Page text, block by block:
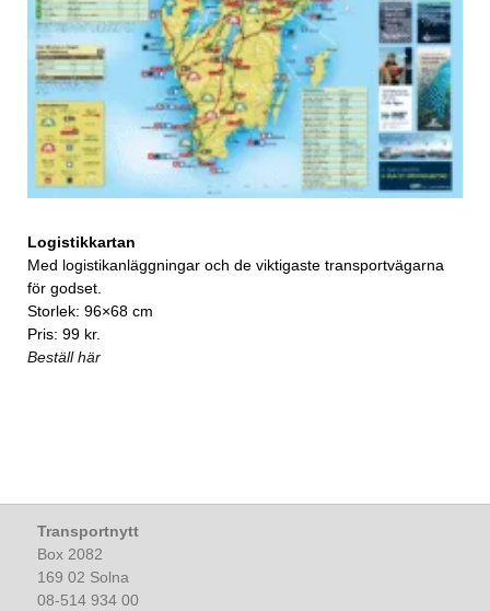
Logistikkartan
Med logistikanläggningar och de viktigaste transportvägarna
för godset.
Storlek: 96×68 cm
Pris: 99 kr.
Beställ här
Transportnytt
Box 2082
169 02 Solna
08-514 934 00